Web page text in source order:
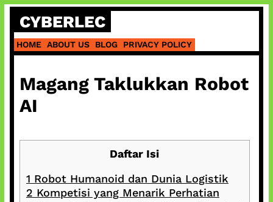
Skip
content
CYBERLEC
HOME ABOUT US BLOG PRIVACY POLICY
Magang Taklukkan Robot
AI
Daftar Isi
1 Robot Humanoid dan Dunia Logistik
2 Kompetisi yang Menarik Perhatian